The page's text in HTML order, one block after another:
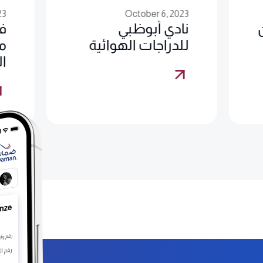
October 6, 2023
فعاليات مجتمع
مجلس أبوظبي